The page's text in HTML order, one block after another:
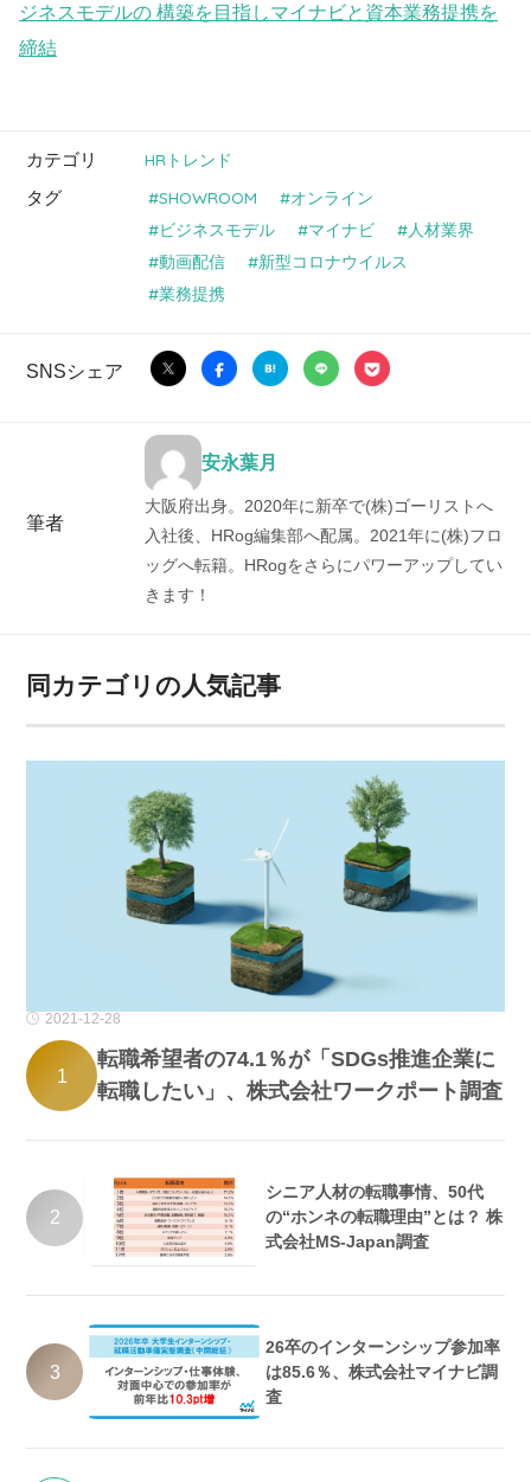
ジネスモデルの 構築を目指しマイナビと資本業務提携を
締結
カテゴリ HRトレンド
タグ SHOWROOM
オンライン
ビジネスモデル
マイナビ
人材業界
動画配信
新型コロナウイルス
業務提携
SNSシェア
筆者
安永葉月
大阪府出身。2020年に新卒で(株)ゴーリストへ
入社後、HRog編集部へ配属。2021年に(株)フロ
ッグへ転籍。HRogをさらにパワーアップしてい
きます！
同カテゴリの人気記事
2021-12-28
1
転職希望者の74.1％が「SDGs推進企業に
転職したい」、株式会社ワークポート調査
2
シニア人材の転職事情、50代
の“ホンネの転職理由”とは？ 株
式会社MS-Japan調査
3
26卒のインターンシップ参加率
は85.6％、株式会社マイナビ調
査